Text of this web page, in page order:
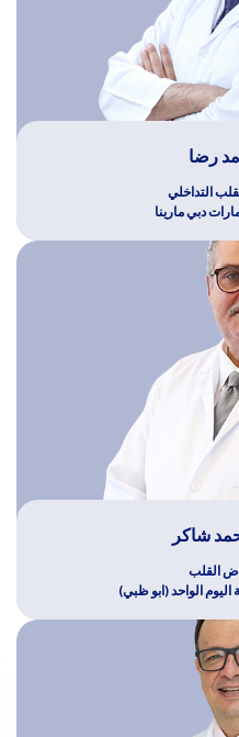
رضا
التداخلي
دبي مارينا
شاكر
القلب
الواحد (ابو ظبي)